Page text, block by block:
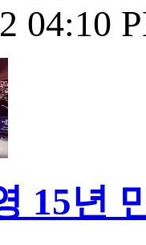
04:10
15년